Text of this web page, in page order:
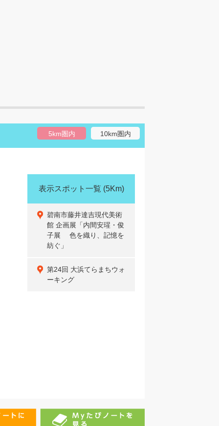
5km圏内 10km圏内
表示スポット一覧 (5Km)
碧南市藤井達吉現代美術
館 企画展「内間安瑆・俊
子展 色を織り、記憶を
紡ぐ」
第24回 大浜てらまちウォ
ーキング